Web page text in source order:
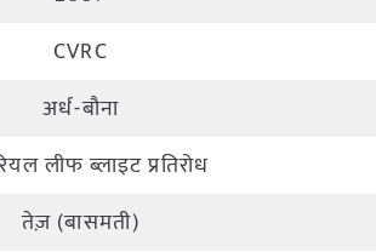
CVRC
अर्ध-बौना
लीफ ब्लाइट प्रतिरोध
तेज़ (बासमती)